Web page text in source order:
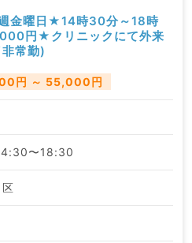
金曜日★14時30分～18時
円★クリニックにて外来
常勤)
円 ～ 55,000円
〜18:30